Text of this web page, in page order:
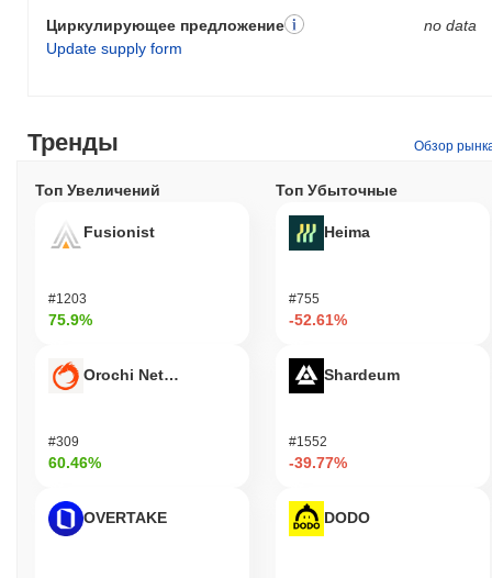
Циркулирующее предложение
Update supply form
no data
Тренды Обзор
Топ Увеличений
Fusionist
#1203
75.9%
Orochi Network
#309
60.46%
OVERTAKE
Топ Убыточные
Heima
#755
-52.61%
Shardeum
#1552
-39.77%
DODO